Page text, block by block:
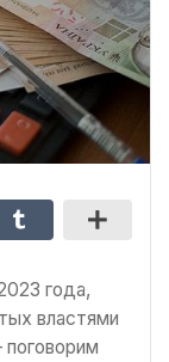
года,
властями